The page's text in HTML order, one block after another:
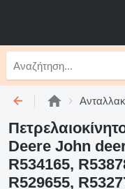
Deere John
R534165,
R529655,